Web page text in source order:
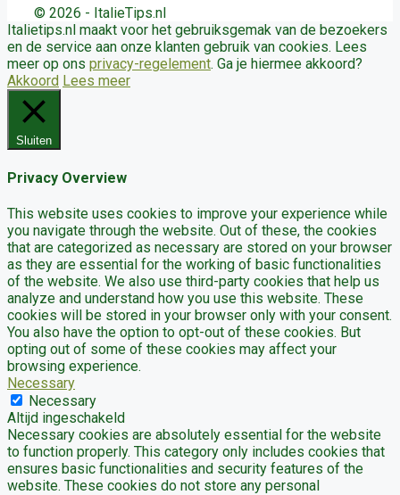
© 2026 - ItalieTips.nl
Italietips.nl maakt voor het gebruiksgemak van de bezoekers
en de service aan onze klanten gebruik van cookies. Lees
meer op ons privacy-regelement. Ga je hiermee akkoord?
Akkoord Lees meer
Sluiten
Privacy Overview
This website uses cookies to improve your experience while
you navigate through the website. Out of these, the cookies
that are categorized as necessary are stored on your browser
as they are essential for the working of basic functionalities
of the website. We also use third-party cookies that help us
analyze and understand how you use this website. These
cookies will be stored in your browser only with your consent.
You also have the option to opt-out of these cookies. But
opting out of some of these cookies may affect your
browsing experience.
Necessary
Necessary
Altijd ingeschakeld
Necessary cookies are absolutely essential for the website
to function properly. This category only includes cookies that
ensures basic functionalities and security features of the
website. These cookies do not store any personal